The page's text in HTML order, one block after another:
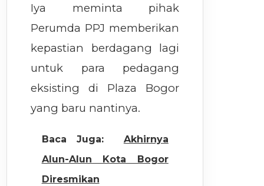
Iya meminta pihak
Perumda PPJ memberikan
kepastian berdagang lagi
untuk para pedagang
eksisting di Plaza Bogor
yang baru nantinya.
Baca Juga:
Akhirnya
Alun-Alun Kota Bogor
Diresmikan